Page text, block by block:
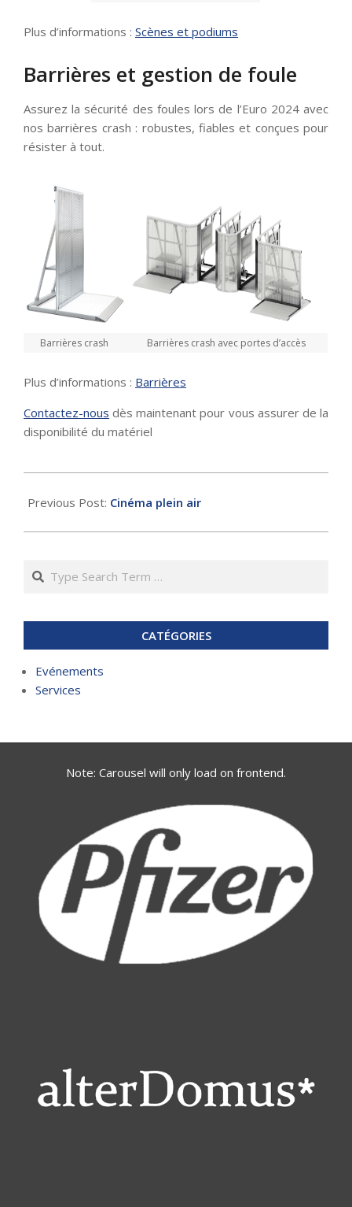
Plus d’informations : Scènes et podiums
Barrières et gestion de foule
Assurez la sécurité des foules lors de l’Euro 2024 avec
nos barrières crash : robustes, fiables et conçues pour
résister à tout.
Barrières crash Barrières crash avec portes d’accès
Plus d’informations : Barrières
Contactez-nous dès maintenant pour vous assurer de la
disponibilité du matériel
01-
Previous Post: Cinéma plein air
Search
CATÉGORIES
Evénements
Services
Note: Carousel will only load on frontend.